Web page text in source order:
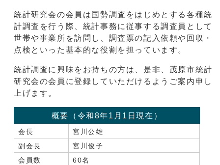
統計研究会の会員は国勢調査をはじめとする各種統
計調査を行う際、統計事務に従事する調査員として
世帯や事業所を訪問し、調査票の記入依頼や回収・
点検といった基本的な役割を担っています。
統計調査に興味をお持ちの方は、是非、茂原市統計
研究会の会員に登録していただけるようご案内申し
上げます。
概要（令和8年1月1日現在）
会長
宮川公雄
副会長
宮川俊子
会員数
60名